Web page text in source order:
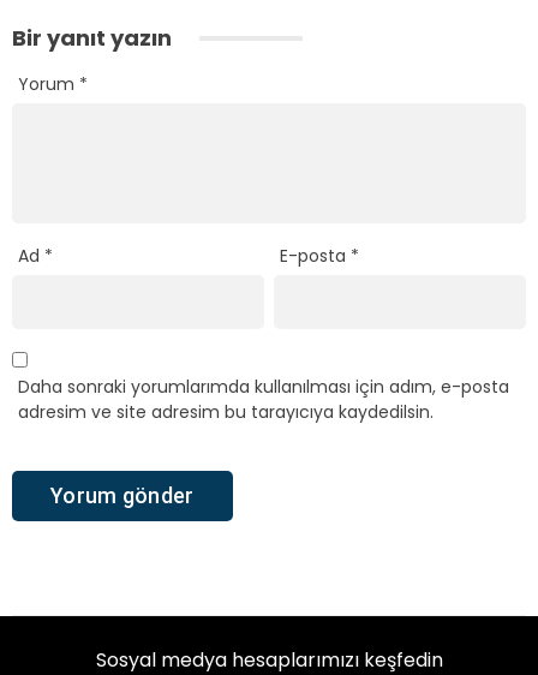
Bir yanıt yazın
Yorum *
Ad * E-posta *
Daha sonraki yorumlarımda kullanılması için adım, e-posta
adresim ve site adresim bu tarayıcıya kaydedilsin.
Sosyal medya hesaplarımızı keşfedin